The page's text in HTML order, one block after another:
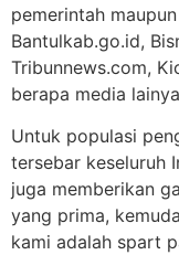
pemerintah
Bantulkab.go.id,
Tribunnews.com,
berapa media
Untuk populasi
tersebar keseluruh
juga memberikan
yang prima,
kami adalah spart